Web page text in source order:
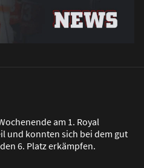
am 1. Royal
und konnten sich bei dem gut
6. Platz erkämpfen.